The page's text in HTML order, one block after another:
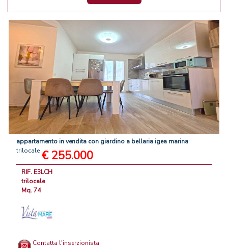
appartamento invendita con giardino a bellaria igea marina:
trilocale € 255.000
RIF. E3LCH
trilocale
Mq. 74
Contatta l'inserzionista